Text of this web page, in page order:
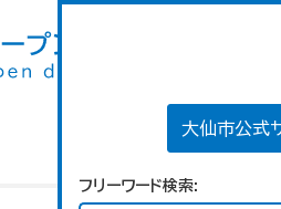
大仙市公式
フリーワード検索